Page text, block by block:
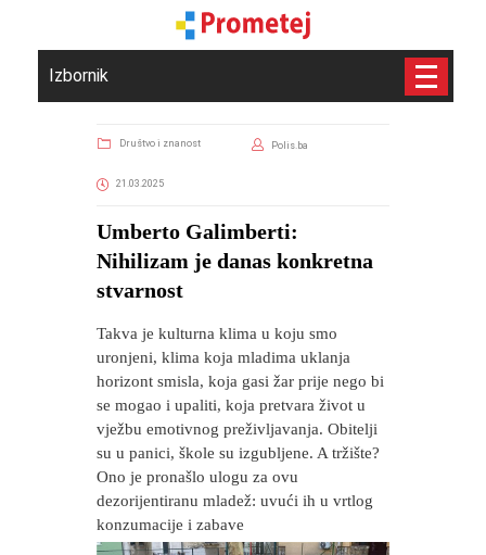
Izbornik
Društvo i znanost Polis.ba
21.03.2025
Umberto Galimberti:
Nihilizam je danas konkretna
stvarnost
Takva je kulturna klima u koju smo
uronjeni, klima koja mladima uklanja
horizont smisla, koja gasi žar prije nego bi
se mogao i upaliti, koja pretvara život u
vježbu emotivnog preživljavanja. Obitelji
su u panici, škole su izgubljene. A tržište?
Ono je pronašlo ulogu za ovu
dezorijentiranu mladež: uvući ih u vrtlog
konzumacije i zabave